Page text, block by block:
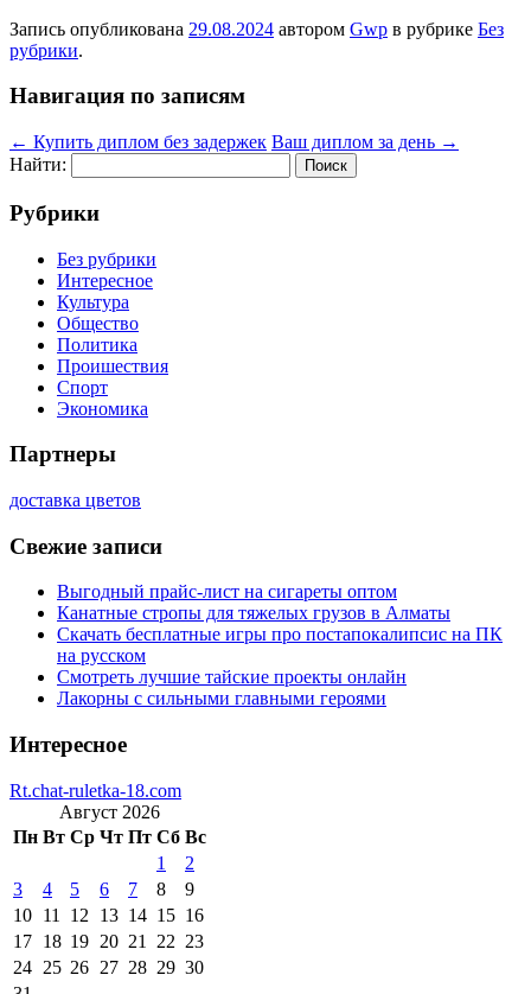
Запись опубликована 29.08.2024 автором Gwp в рубрике Без
рубрики.
Навигация по записям
← Купить диплом без задержек Ваш диплом за день →
Найти:
Рубрики
Без рубрики
Интересное
Культура
Общество
Политика
Проишествия
Спорт
Экономика
Партнеры
доставка цветов
Свежие записи
Выгодный прайс-лист на сигареты оптом
Канатные стропы для тяжелых грузов в Алматы
Скачать бесплатные игры про постапокалипсис на ПК
на русском
Смотреть лучшие тайские проекты онлайн
Лакорны с сильными главными героями
Интересное
Rt.chat-ruletka-18.com
Август 2026
Пн Вт Ср Чт Пт Сб Вс
1
2
3
4 5 6 7 8
9
10 11 12 13 14 15 16
17 18 19 20 21 22 23
24 25 26 27 28 29 30